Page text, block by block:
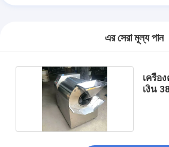
এর সেরা মূল্য পান
เครื่อ
เงิน